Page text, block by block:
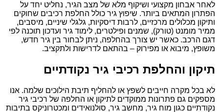
לאחר אבחון מקצועי ושיקוף מלא של מצב הגיר, נחליט יחד על
הפתרון המתאים ביותר. שיפוץ גיר כולל החלפת רכיבים שחוקים
ותיקון מכלולים מרכזיים, לרבות דיסקיות, גלגלי שיניים, מיסבים,
ממיר מומנט (טורק), שמנים ופילטרים, לימוד גיר ועדכון תוכנה לפי
דגם הרכב. כאשר יש צורך בהחלפה, ניתן לבחור בין גיר חדש,
משופץ, מיבוא או מפירוק – בהתאם לדרישות ולתקציב.
תיקון והחלפת רכיבי גיר נקודתיים
לא בכל מקרה חייבים לשפץ או להחליף תיבת הילוכים שלמה. אנו
מספקים גם פתרונות ממוקדים לתיקון או החלפה של רכיבי גיר
נקודתיים כגון מוח גיר, מחשב גיר, סולנואידים ומכטרוניקס בתיבות